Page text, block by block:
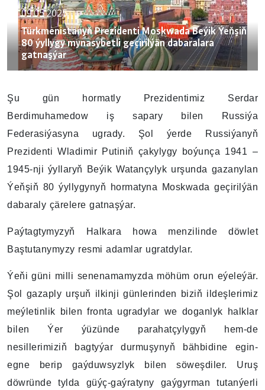
09.05.2025
Türkmenistanyň Prezidenti Moskwada Beýik Ýeňşiň
80 ýyllygy mynasybetli geçirilýän dabaralara
gatnaşýar
Şu gün hormatly Prezidentimiz Serdar
Berdimuhamedow iş sapary bilen Russiýa
Federasiýasyna ugrady. Şol ýerde Russiýanyň
Prezidenti Wladimir Putiniň çakylygy boýunça 1941 –
1945-nji ýyllaryň Beýik Watançylyk urşunda gazanylan
Ýeňşiň 80 ýyllygynyň hormatyna Moskwada geçirilýän
dabaraly çärelere gatnaşýar.
Paýtagtymyzyň Halkara howa menzilinde döwlet
Baştutanymyzy resmi adamlar ugratdylar.
Ýeňi güni milli senenamamyzda möhüm orun eýeleýär.
Şol gazaply urşuň ilkinji günlerinden biziň ildeşlerimiz
meýletinlik bilen fronta ugradylar we doganlyk halklar
bilen Ýer ýüzünde parahatçylygyň hem-de
nesillerimiziň bagtyýar durmuşynyň bähbidine egin-
egne berip gaýduwsyzlyk bilen söweşdiler. Uruş
döwründe tylda güýç-gaýratyny gaýgyrman tutanýerli